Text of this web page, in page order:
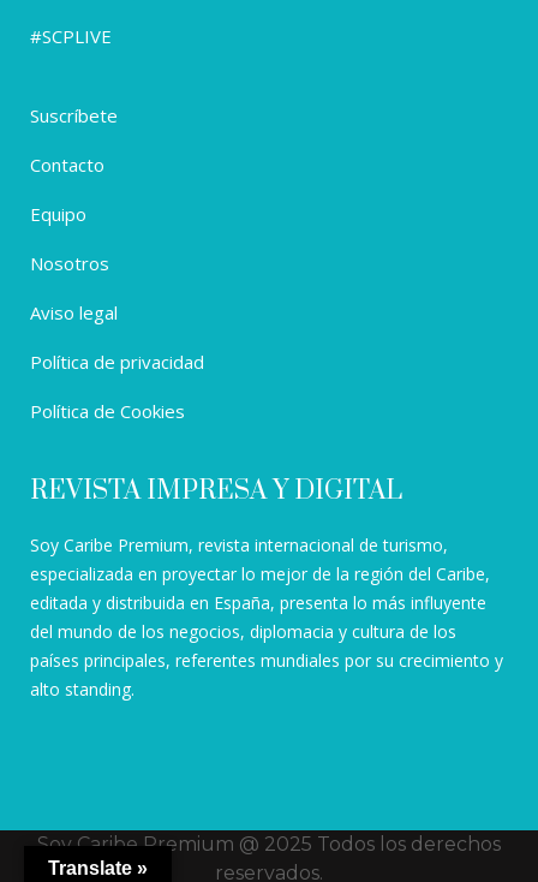
#SCPLIVE
Suscríbete
Contacto
Equipo
Nosotros
Aviso legal
Política de privacidad
Política de Cookies
REVISTA IMPRESA Y DIGITAL
Soy Caribe Premium, revista internacional de turismo,
especializada en proyectar lo mejor de la región del Caribe,
editada y distribuida en España, presenta lo más influyente
del mundo de los negocios, diplomacia y cultura de los
países principales, referentes mundiales por su crecimiento y
alto standing.
Soy Caribe Premium @ 2025 Todos los derechos
reservados.
Translate »